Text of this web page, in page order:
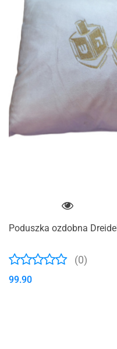
Poduszka ozdobna Dreidel
(0)
99.90